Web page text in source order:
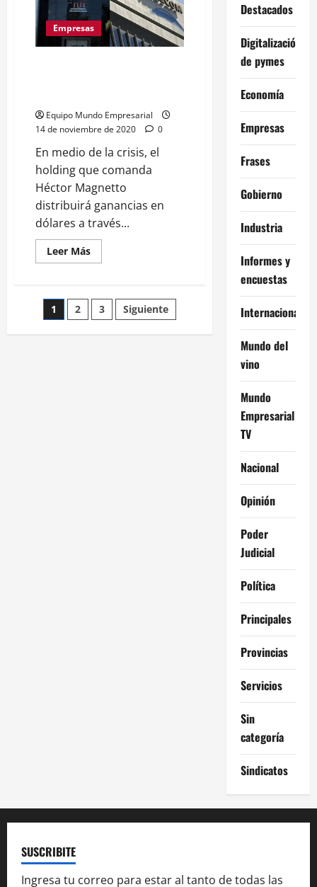
Clarín,
quiere
nacionalizar
su
Empresas
Equipo Mundo Empresarial
14 de noviembre de 2020
0
En medio de la crisis, el
holding que comanda
Héctor Magnetto
distribuirá ganancias en
dólares a través...
Leer MásLeer
más
El
Grupo
Clarín
Paginación
de
1 2 3 Siguiente
Destacados
Digitalización
de pymes
Economía
Empresas
Frases
Gobierno
Industria
Informes y
encuestas
Internacional
Mundo del
vino
Mundo
Empresarial
TV
Nacional
Opinión
Poder
Judicial
Política
Principales
Provincias
Servicios
Sin
categoría
Sindicatos
SUSCRIBITE
Ingresa tu correo para estar al tanto de todas las